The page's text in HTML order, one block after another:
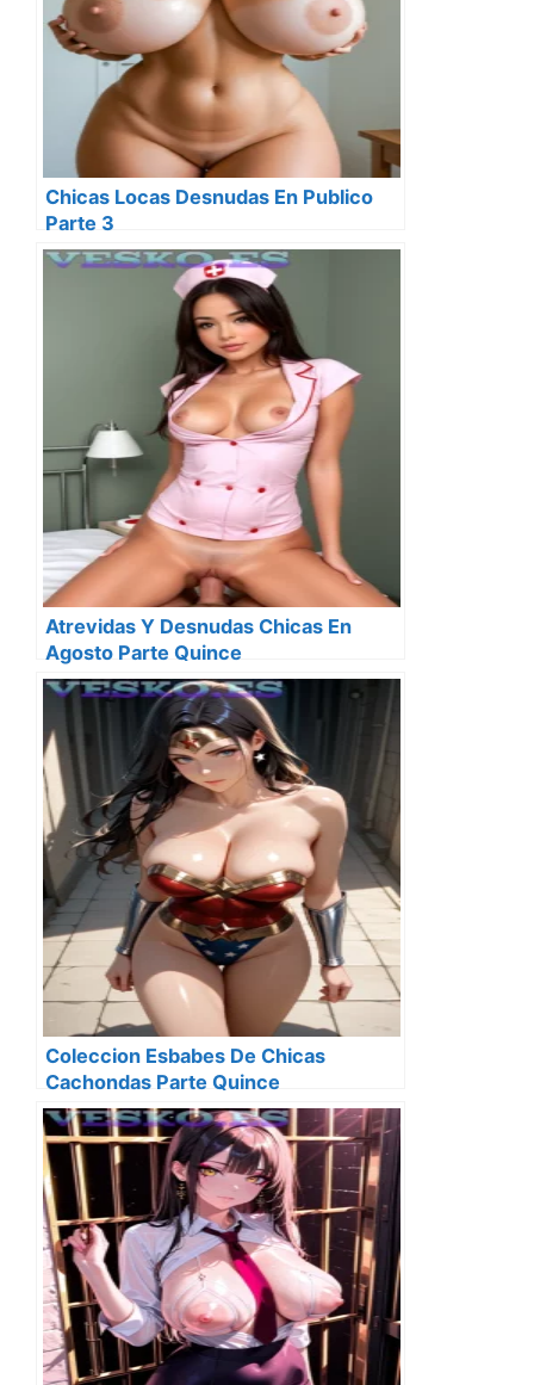
Chicas Locas Desnudas En Publico
Parte 3
Atrevidas Y Desnudas Chicas En
Agosto Parte Quince
Coleccion Esbabes De Chicas
Cachondas Parte Quince